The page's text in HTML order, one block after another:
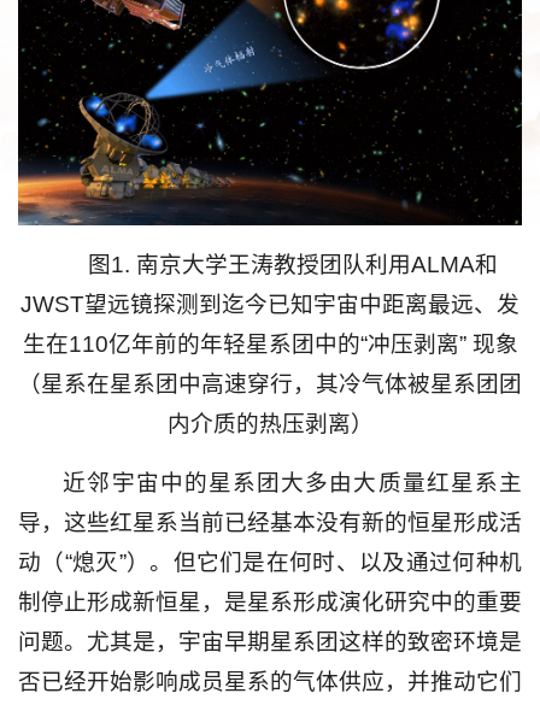
图1. 南京大学王涛教授团队利用ALMA和
JWST望远镜探测到迄今已知宇宙中距离最远、发
生在110亿年前的年轻星系团中的“冲压剥离” 现象
（星系在星系团中高速穿行，其冷气体被星系团团
内介质的热压剥离）
近邻宇宙中的星系团大多由大质量红星系主
导，这些红星系当前已经基本没有新的恒星形成活
动（“熄灭”）。但它们是在何时、以及通过何种机
制停止形成新恒星，是星系形成演化研究中的重要
问题。尤其是，宇宙早期星系团这样的致密环境是
否已经开始影响成员星系的气体供应，并推动它们